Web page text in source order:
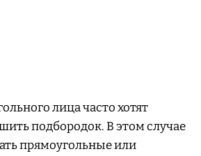
лица часто хотят
подбородок. В этом случае
прямоугольные или